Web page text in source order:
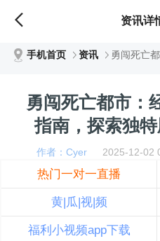
资讯详
手机首页 资讯
勇闯死亡都市：
指南，探索独
作者：Cyer 2025-12-
热门一对一直播
黄|瓜|视|频
福利小视频app下载